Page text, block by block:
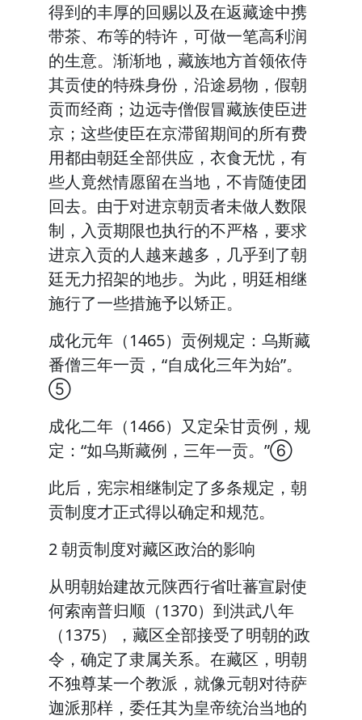
得到的丰厚的回赐以及在返藏途中携
带茶、布等的特许，可做一笔高利润
的生意。渐渐地，藏族地方首领依侍
其贡使的特殊身份，沿途易物，假朝
贡而经商；边远寺僧假冒藏族使臣进
京；这些使臣在京滞留期间的所有费
用都由朝廷全部供应，衣食无忧，有
些人竟然情愿留在当地，不肯随使团
回去。由于对进京朝贡者未做人数限
制，入贡期限也执行的不严格，要求
进京入贡的人越来越多，几乎到了朝
廷无力招架的地步。为此，明廷相继
施行了一些措施予以矫正。
成化元年（1465）贡例规定：乌斯藏
番僧三年一贡，“自成化三年为始”。
⑤
成化二年（1466）又定朵甘贡例，规
定：“如乌斯藏例，三年一贡。”⑥
此后，宪宗相继制定了多条规定，朝
贡制度才正式得以确定和规范。
2 朝贡制度对藏区政治的影响
从明朝始建故元陕西行省吐蕃宣尉使
何索南普归顺（1370）到洪武八年
（1375），藏区全部接受了明朝的政
令，确定了隶属关系。在藏区，明朝
不独尊某一个教派，就像元朝对待萨
迦派那样，委任其为皇帝统治当地的